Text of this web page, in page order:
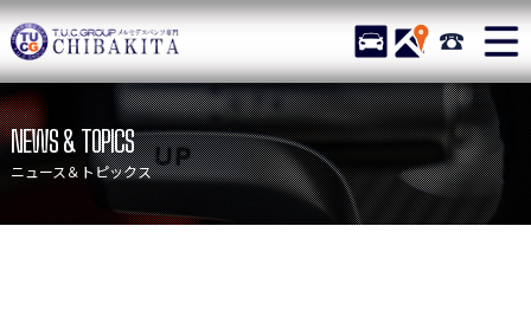
TUCグループ メルセデスベ
STOCK ACCESS 043-
ニュース
在庫リスト
目玉車両一覧
保証＆サービス
アクセスマップ
NEWS & TOPICS
ニュース＆トピックス